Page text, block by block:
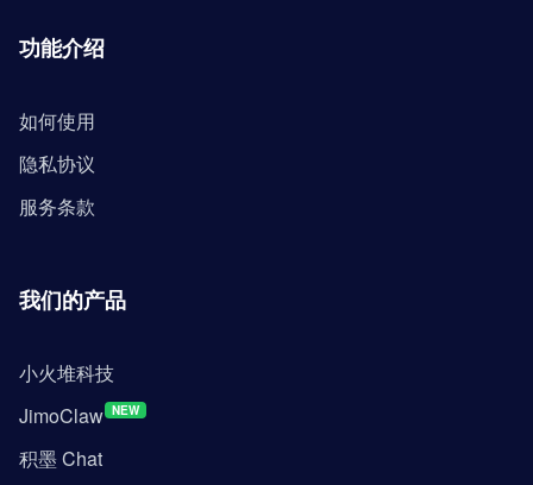
功能介绍
如何使用
隐私协议
服务条款
我们的产品
小火堆科技
JimoClaw NEW
积墨 Chat